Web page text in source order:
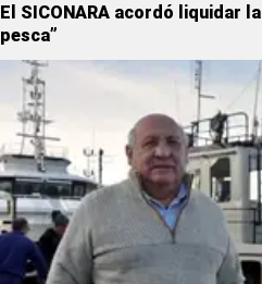
El SICONARA acordó liquidar
pesca”